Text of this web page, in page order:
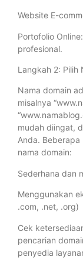
Website E-
Portofolio
profesional.
Langkah 2: Pilih
Nama domain
misalnya
mudah diingat,
Anda.
nama domain:
Sederhana dan
Menggunakan
.com, .net, .org)
Cek
pencarian
penyedia